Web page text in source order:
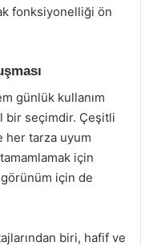
fonksiyonelliği ön
günlük kullanım
bir seçimdir. Çeşitli
her tarza uyum
için
için de
biri, hafif ve